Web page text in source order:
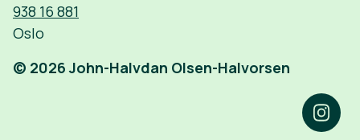
938 16 881
Oslo
© 2026 John-Halvdan Olsen-Halvorsen